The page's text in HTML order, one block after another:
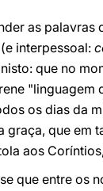
as palavras
interpessoal:
que no
os dias da
graça, que em
aos
que entre os